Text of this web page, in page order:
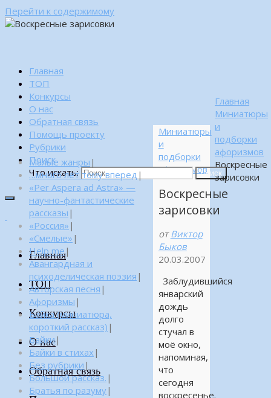
Перейти к содержимому
Главная
ТОП
Конкурсы
О нас
Обратная связь
Помощь проекту
Рубрики
Поиск
Что искать:
Поиск
Главная
ТОП
Конкурсы
О нас
Обратная связь
Главная
Миниатюры
и
подборки
афоризмов
Воскресные
зарисовки
Миниатюры
и
подборки
афоризмов
Воскресные
зарисовки
от Виктор
Быков
20.03.2007
Заблудившийся
январский
дождь
долго
стучал в
моё окно,
напоминая,
что
сегодня
воскресенье.
Малые жанры |
…много лет тому вперед |
«Per Aspera ad Astra» —
научно-фантастические
рассказы |
«Россия» |
«Смелые» |
Help me|
Авангардная и
психоделическая поэзия |
Авторская песня |
Афоризмы |
Байка (миниатюра,
короткий рассказ) |
Байки|
Байки в стихах |
Без рубрики |
Большой рассказ. |
Братья по разуму|